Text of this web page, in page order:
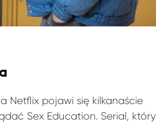
Netflix pojawi się kilkanaście
Sex Education. Serial, który